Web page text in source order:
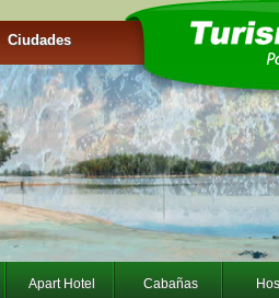
Ciudades
Apart Hotel Cabañas